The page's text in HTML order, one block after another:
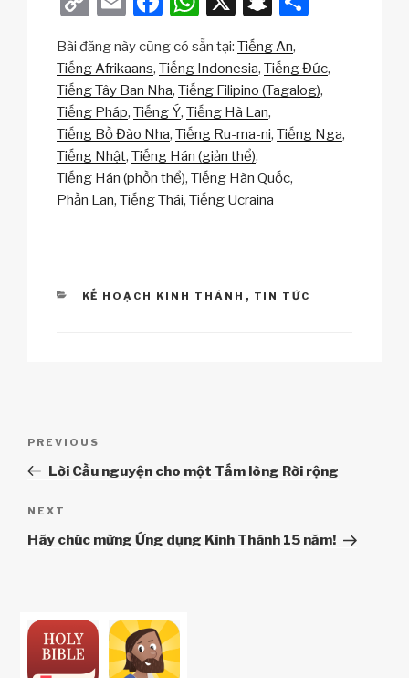
p
y
Li
n
k
ail c
e
b
o
o
k
h
at
s
A
p
p
a
p
h
at
ar
e
Bài đăng này cũng có sẵn tại: Tiếng An
Tiếng Afrikaans Tiếng Indonesia Tiếng Đức
Tiếng Tây Ban Nha Tiếng Filipino (Tagalog)
Tiếng Pháp Tiếng Ý Tiếng Hà Lan
Tiếng Bồ Đào Nha Tiếng Ru-ma-ni Tiếng Nga
Tiếng Nhật Tiếng Hán (giản thể)
Tiếng Hán (phồn thể) Tiếng Hàn Quốc
Phần Lan Tiếng Thái Tiếng Ucraina
CATEGORIES
KẾ HOẠCH KINH THÁNH , TIN TỨC
bài
viết
Previous
Post
PREVIOUS
Lời Cầu nguyện cho một Tấm lòng Rời rộng
Next
Post
NEXT
Hãy chúc mừng Ứng dụng Kinh Thánh 15 năm!